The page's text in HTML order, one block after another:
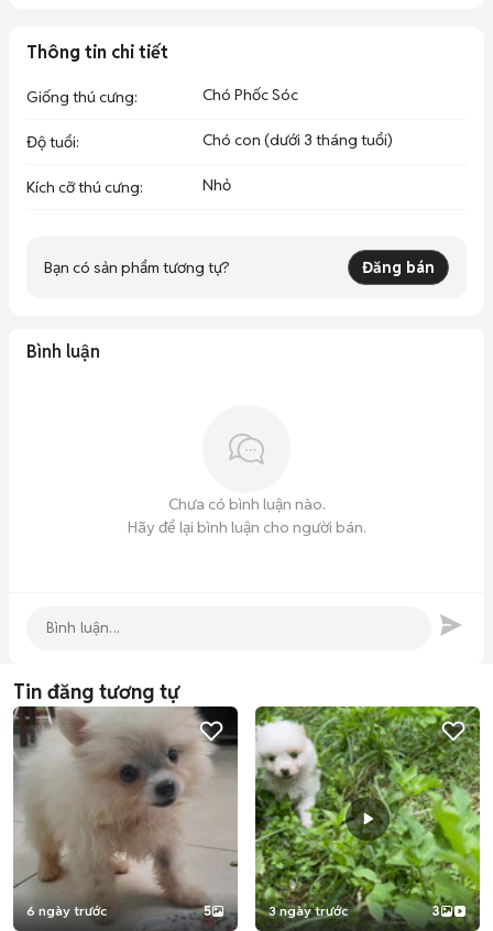
Thông tin chi tiết
Giống thú cưng: Chó Phốc Sóc
Độ tuổi: Chó con (dưới 3 tháng tuổi)
Kích cỡ thú cưng: Nhỏ
Bạn có sản phẩm tương tự? Đăng bán
Bình luận
Chưa có bình luận nào.
Hãy để lại bình luận cho người bán.
Tin đăng tương tự
6 ngày trước 5 3 ngày trước 3